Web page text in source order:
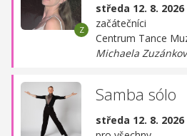
středa 12. 8. 2026
začátečníci
Centrum Tance
Michaela
Samba sólo
středa 12. 8. 2026